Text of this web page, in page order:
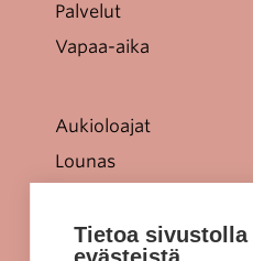
Palvelut
Vapaa-aika
Aukioloajat
Lounas
Jellonaparkki lapsille
Tietoa